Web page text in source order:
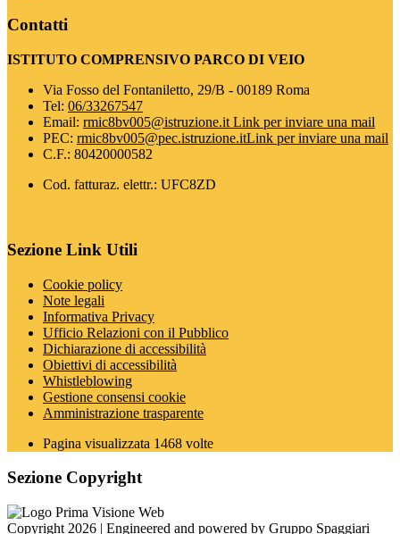
Contatti
ISTITUTO COMPRENSIVO PARCO DI VEIO
Via Fosso del Fontaniletto, 29/B - 00189 Roma
Tel: 06/33267547
Email: rmic8bv005@istruzione.it Link per inviare una mail
PEC: rmic8bv005@pec.istruzione.itLink per inviare una mail
C.F.: 80420000582
Cod. fatturaz. elettr.: UFC8ZD
Sezione Link Utili
Cookie policy
Note legali
Informativa Privacy
Ufficio Relazioni con il Pubblico
Dichiarazione di accessibilità
Obiettivi di accessibilità
Whistleblowing
Gestione consensi cookie
Amministrazione trasparente
Pagina visualizzata 1468 volte
Sezione Copyright
Copyright 2026 | Engineered and powered by Gruppo Spaggiari